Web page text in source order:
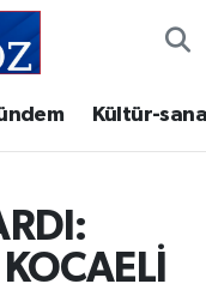
Kültür-